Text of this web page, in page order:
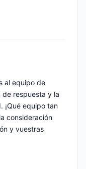
al equipo de
respuesta y la
¡Qué equipo tan
consideración
y vuestras